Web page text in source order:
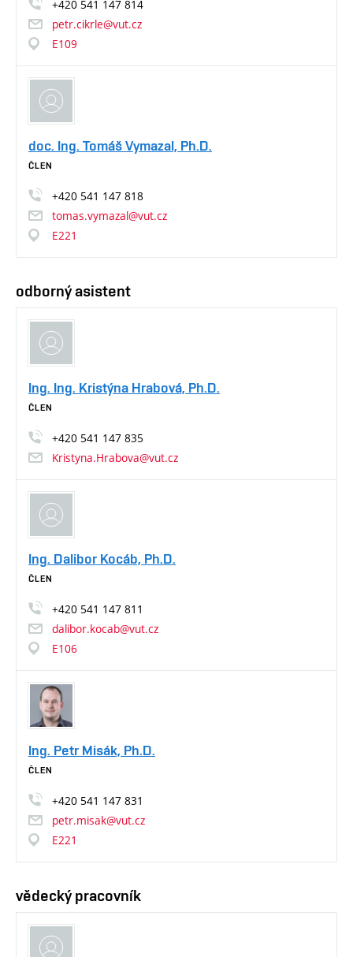
+420 541 147 814
petr.cikrle@vut.cz
E109
doc. Ing. Tomáš Vymazal, Ph.D.
ČLEN
+420 541 147 818
tomas.vymazal@vut.cz
E221
odborný asistent
Ing. Ing. Kristýna Hrabová, Ph.D.
ČLEN
+420 541 147 835
Kristyna.Hrabova@vut.cz
Ing. Dalibor Kocáb, Ph.D.
ČLEN
+420 541 147 811
dalibor.kocab@vut.cz
E106
Ing. Petr Misák, Ph.D.
ČLEN
+420 541 147 831
petr.misak@vut.cz
E221
vědecký pracovník